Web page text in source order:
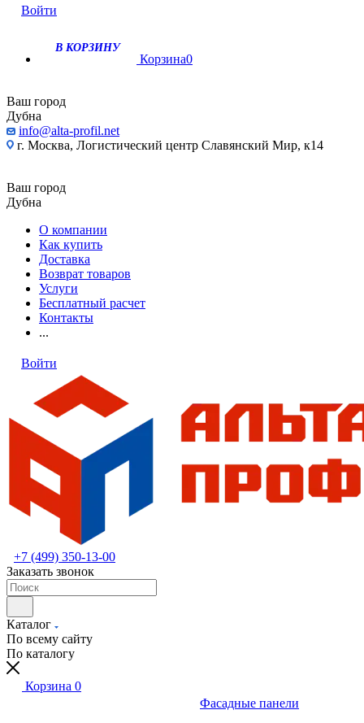
Войти
В КОРЗИНУ
Корзина0
Ваш город
Дубна
info@alta-profil.net
г. Москва, Логистический центр Славянский Мир, к14
Ваш город
Дубна
О компании
Как купить
Доставка
Возврат товаров
Услуги
Бесплатный расчет
Контакты
...
Войти
+7 (499) 350-13-00
Заказать звонок
Каталог
По всему сайту
По каталогу
Корзина 0
Фасадные панели